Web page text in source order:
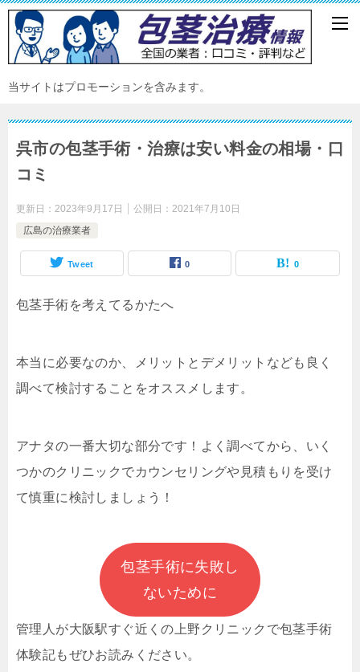
当サイトはプロモーションを含みます。
呉市の包茎手術・治療は安い料金の相場・口
コミ
更新日： 2023年9月17日 公開日： 2021年7月10日
広島の治療業者
Tweet 0 0
包茎手術を考えてるかたへ
本当に必要なのか、メリットとデメリットなども良く
調べて検討することをオススメします。
アナタの一番大切な部分です！よく調べてから、いく
つかのクリニックでカウンセリングや見積もりを受け
て慎重に検討しましょう！
包茎手術に失敗し
ないために
管理人が大阪駅すぐ近くの上野クリニックで包茎手術
体験記もぜひお読みください。